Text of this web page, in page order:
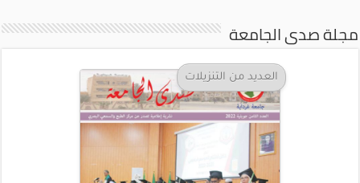
مجلة صدى الجامعة
العديد من التنزيلات